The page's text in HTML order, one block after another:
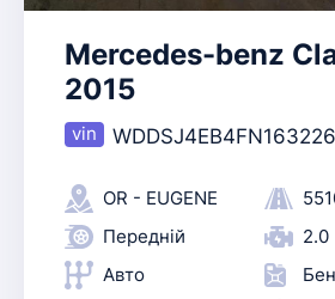
Mercedes-benz
2015
WDDSJ4EB4FN163226
OR - EUGENE
Передній
2.0
Авто